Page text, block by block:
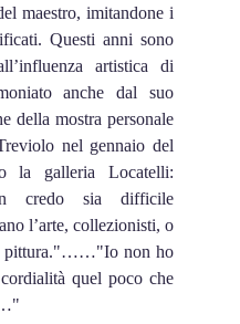
maestro, imitandone i
Questi anni sono
artistica di
anche dal suo
della mostra personale
nel gennaio del
la galleria Locatelli:
credo sia difficile
l’arte, collezionisti, o
pittura."……"Io non ho
quel poco che